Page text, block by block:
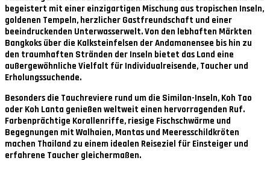
begeistert mit einer einzigartigen Mischung aus tropischen Inseln,
goldenen Tempeln, herzlicher Gastfreundschaft und einer
beeindruckenden Unterwasserwelt. Von den lebhaften Märkten
Bangkoks über die Kalksteinfelsen der Andamanensee bis hin zu
den traumhaften Stränden der Inseln bietet das Land eine
außergewöhnliche Vielfalt für Individualreisende, Taucher und
Erholungssuchende.
Besonders die Tauchreviere rund um die Similan-Inseln, Koh Tao
oder Koh Lanta genießen weltweit einen hervorragenden Ruf.
Farbenprächtige Korallenriffe, riesige Fischschwärme und
Begegnungen mit Walhaien, Mantas und Meeresschildkröten
machen Thailand zu einem idealen Reiseziel für Einsteiger und
erfahrene Taucher gleichermaßen.